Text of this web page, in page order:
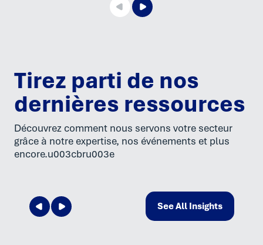
Tirez parti de nos
dernières ressources
Découvrez comment nous servons votre secteur
grâce à notre expertise, nos événements et plus
encore.u003cbru003e
See All Insights